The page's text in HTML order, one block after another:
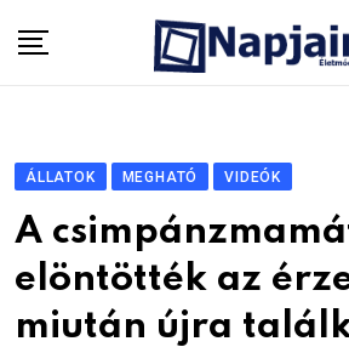
ÁLLATOK MEGHATÓ VIDEÓK
A
elöntötték az
miután újra